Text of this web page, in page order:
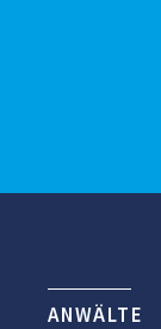
ANWÄLTE